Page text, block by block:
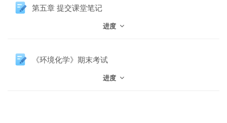
第五章 提交课堂笔记
进度
《环境化学》期末考试作业
进度